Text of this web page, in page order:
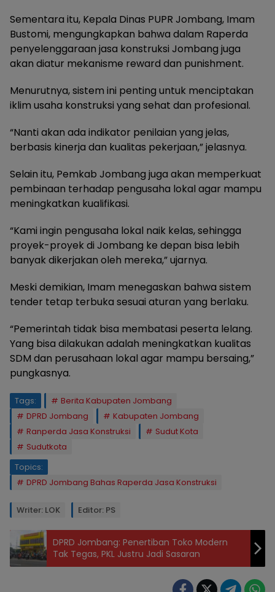
Sementara itu, Kepala Dinas PUPR Jombang, Imam
Bustomi, mengungkapkan bahwa dalam Raperda
penyelenggaraan jasa konstruksi Jombang juga
akan diatur mekanisme reward dan punishment.
Menurutnya, sistem ini penting untuk menciptakan
iklim usaha konstruksi yang sehat dan profesional.
“Nanti akan ada indikator penilaian yang jelas,
berbasis kinerja dan kualitas pekerjaan,” jelasnya.
Selain itu, Pemkab Jombang juga akan memperkuat
pembinaan terhadap pengusaha lokal agar mampu
meningkatkan kualifikasi.
“Kami ingin pengusaha lokal naik kelas, sehingga
proyek-proyek di Jombang ke depan bisa lebih
banyak dikerjakan oleh mereka,” ujarnya.
Meski demikian, Imam menegaskan bahwa sistem
tender tetap terbuka sesuai aturan yang berlaku.
“Pemerintah tidak bisa membatasi peserta lelang.
Yang bisa dilakukan adalah meningkatkan kualitas
SDM dan perusahaan lokal agar mampu bersaing,”
pungkasnya.
Tags:
Berita Kabupaten Jombang
DPRD Jombang
Kabupaten Jombang
Ranperda Jasa Konstruksi
Sudut Kota
Sudutkota
Topics:
DPRD Jombang Bahas Raperda Jasa Konstruksi
Writer: LOK Editor: PS
DPRD Jombang: Penertiban Toko Modern
Tak Tegas, PKL Justru Jadi Sasaran